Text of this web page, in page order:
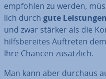
emp­foh­len zu werden,
lich durch gute
und zwar stärker als die
hilfs­be­rei­tes Auftreten
Ihre Chancen zu­sätz­lich.
Man kann aber durchaus